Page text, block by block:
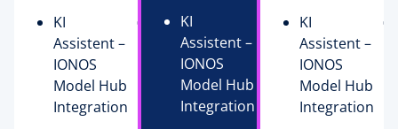
KI
Assistent –
IONOS
Model Hub
Integration
KI
Assistent –
IONOS
Model Hub
Integration
KI
Assistent –
IONOS
Model Hub
Integration